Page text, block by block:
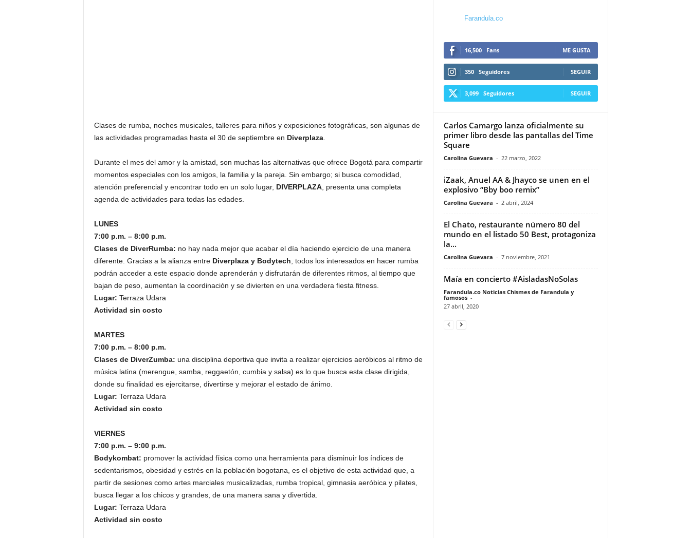
Clases de rumba, noches musicales, talleres para niños y exposiciones fotográficas, son algunas de
las actividades programadas hasta el 30 de septiembre en Diverplaza.
Durante el mes del amor y la amistad, son muchas las alternativas que ofrece Bogotá para compartir
momentos especiales con los amigos, la familia y la pareja. Sin embargo; si busca comodidad,
atención preferencial y encontrar todo en un solo lugar, DIVERPLAZA, presenta una completa
agenda de actividades para todas las edades.
LUNES
7:00 p.m. – 8:00 p.m.
Clases de DiverRumba: no hay nada mejor que acabar el día haciendo ejercicio de una manera
diferente. Gracias a la alianza entre Diverplaza y Bodytech , todos los interesados en hacer rumba
podrán acceder a este espacio donde aprenderán y disfrutarán de diferentes ritmos, al tiempo que
bajan de peso, aumentan la coordinación y se divierten en una verdadera fiesta fitness.
Lugar: Terraza Udara
Actividad sin costo
MARTES
7:00 p.m. – 8:00 p.m.
Clases de DiverZumba: una disciplina deportiva que invita a realizar ejercicios aeróbicos al ritmo de
música latina (merengue, samba, reggaetón, cumbia y salsa) es lo que busca esta clase dirigida,
donde su finalidad es ejercitarse, divertirse y mejorar el estado de ánimo.
Lugar: Terraza Udara
Actividad sin costo
VIERNES
7:00 p.m. – 9:00 p.m.
Bodykombat: promover la actividad física como una herramienta para disminuir los índices de
sedentarismos, obesidad y estrés en la población bogotana, es el objetivo de esta actividad que, a
partir de sesiones como artes marciales musicalizadas, rumba tropical, gimnasia aeróbica y pilates,
busca llegar a los chicos y grandes, de una manera sana y divertida.
Lugar: Terraza Udara
Actividad sin costo
Farandula.co
16,500 Fans ME GUSTA
350 Seguidores SEGUIR
3,099 Seguidores SEGUIR
Carlos Camargo lanza oficialmente su
primer libro desde las pantallas del Time
Square
Carolina Guevara - 22 marzo, 2022
iZaak, Anuel AA & Jhayco se unen en el
explosivo “Bby boo remix”
Carolina Guevara - 2 abril, 2024
El Chato, restaurante número 80 del
mundo en el listado 50 Best, protagoniza
la...
Carolina Guevara - 7 noviembre, 2021
Maía en concierto #AisladasNoSolas
Farandula.co Noticias Chismes de Farandula y
famosos -
27 abril, 2020